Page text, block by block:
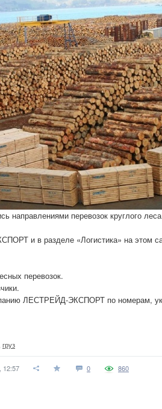
направлениями перевозок круглого
и в разделе «Логистика» на этом
перевозок.
ЛЕСТРЕЙД-ЭКСПОРТ по номерам,
груз
12:57 0 860